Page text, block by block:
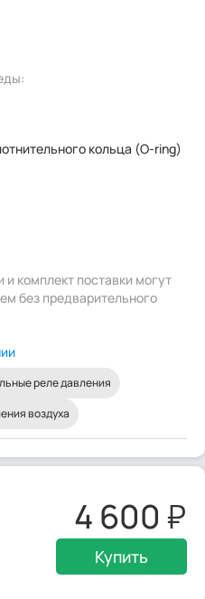
кольца (O-ring)
и комплект поставки могут
без предварительного
реле давления
воздуха
4 600
Купить